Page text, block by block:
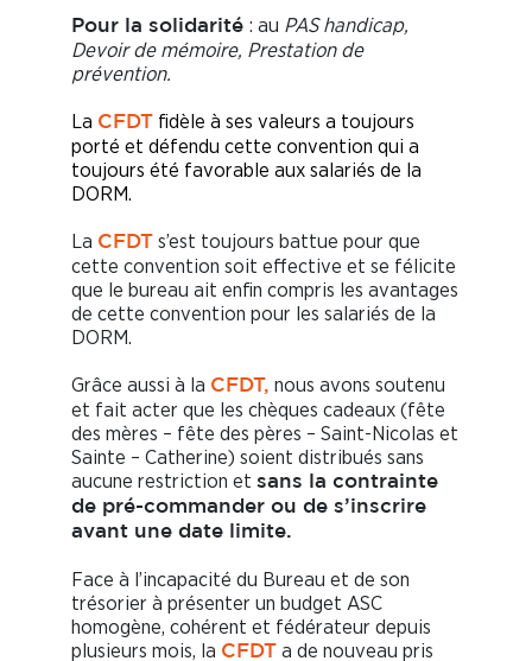
Pour la solidarité : au PAS handicap,
Devoir de mémoire, Prestation de
prévention.
La CFDT
fidèle à ses valeurs a toujours
porté et défendu cette convention qui a
toujours été favorable aux salariés de la
DORM.
La CFDT
s’est toujours battue pour que
cette convention soit effective et se félicite
que le bureau ait enfin compris les avantages
de cette convention pour les salariés de la
DORM.
Grâce aussi à la CFDT, nous avons soutenu
et fait acter que les chèques cadeaux (fête
des mères – fête des pères – Saint-Nicolas et
Sainte – Catherine) soient distribués sans
aucune restriction et sans la contrainte
de pré-commander ou de s’inscrire
avant une date limite.
Face à l’incapacité du Bureau et de son
trésorier à présenter un budget ASC
homogène, cohérent et fédérateur depuis
plusieurs mois, la CFDT
a de nouveau pris